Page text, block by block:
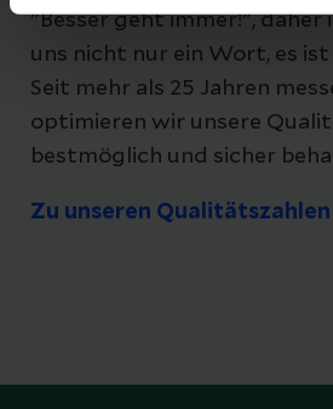
"Besser geht immer!", daher
uns nicht nur ein Wort, es
Seit mehr als 25 Jahren
optimieren wir unsere
bestmöglich und sicher
Zu unseren Qualitätszahlen